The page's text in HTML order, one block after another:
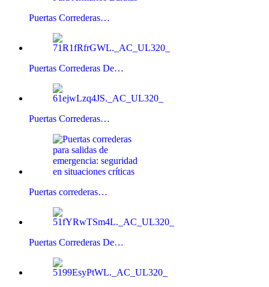
Puertas Correderas…
Puertas Correderas De…
Puertas Correderas…
Puertas correderas…
Puertas Correderas De…